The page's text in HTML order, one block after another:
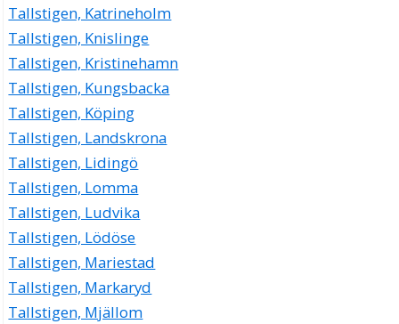
Tallstigen, Katrineholm
Tallstigen, Knislinge
Tallstigen, Kristinehamn
Tallstigen, Kungsbacka
Tallstigen, Köping
Tallstigen, Landskrona
Tallstigen, Lidingö
Tallstigen, Lomma
Tallstigen, Ludvika
Tallstigen, Lödöse
Tallstigen, Mariestad
Tallstigen, Markaryd
Tallstigen, Mjällom